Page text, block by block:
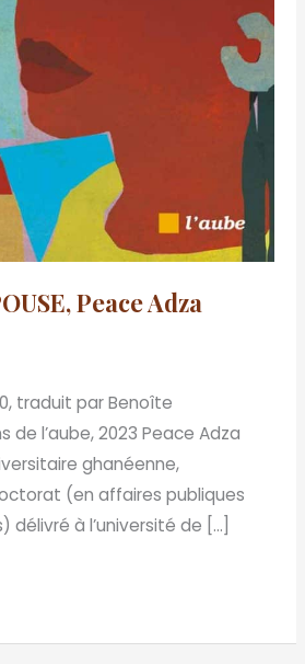
Peace Adza
traduit par Benoîte
de l’aube, 2023 Peace Adza
ghanéenne,
(en affaires publiques
à l’université de […]